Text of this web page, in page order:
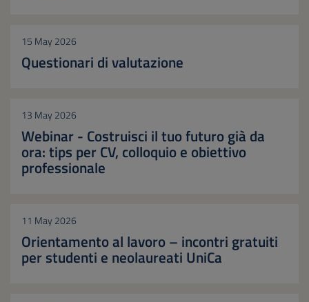
15 May 2026
Questionari di valutazione
13 May 2026
Webinar - Costruisci il tuo futuro già da
ora: tips per CV, colloquio e obiettivo
professionale
11 May 2026
Orientamento al lavoro – incontri gratuiti
per studenti e neolaureati UniCa